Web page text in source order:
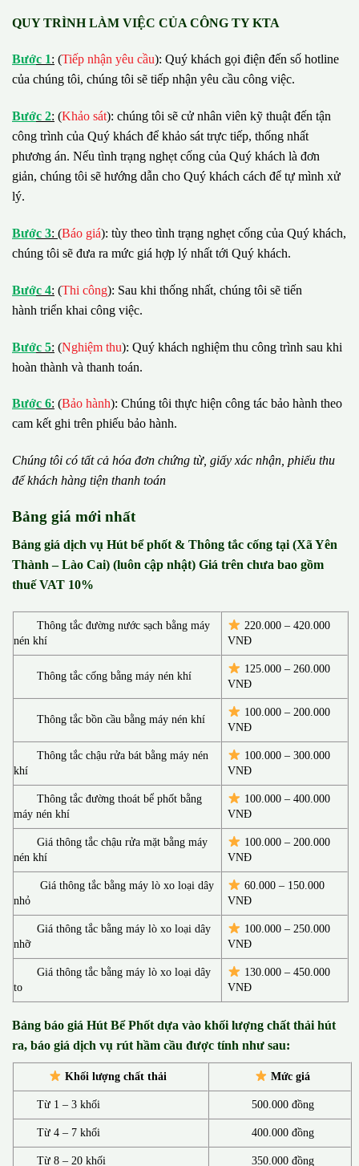
QUY TRÌNH LÀM VIỆC CỦA CÔNG TY KTA
Bước 1: (Tiếp nhận yêu cầu): Quý khách gọi điện đến số hotline
của chúng tôi, chúng tôi sẽ tiếp nhận yêu cầu công việc.
Bước 2: (Khảo sát): chúng tôi sẽ cử nhân viên kỹ thuật đến tận
công trình của Quý khách để khảo sát trực tiếp, thống nhất
phương án. Nếu tình trạng nghẹt cống của Quý khách là đơn
giản, chúng tôi sẽ hướng dẫn cho Quý khách cách để tự mình xử
lý.
Bước 3: (Báo giá): tùy theo tình trạng nghẹt cống của Quý khách,
chúng tôi sẽ đưa ra mức giá hợp lý nhất tới Quý khách.
Bước 4: (Thi công): Sau khi thống nhất, chúng tôi sẽ tiến
hành triển khai công việc.
Bước 5: (Nghiệm thu): Quý khách nghiệm thu công trình sau khi
hoàn thành và thanh toán.
Bước 6: (Bảo hành): Chúng tôi thực hiện công tác bảo hành theo
cam kết ghi trên phiếu bảo hành.
Chúng tôi có tất cả hóa đơn chứng từ, giấy xác nhận, phiếu thu
đểkhách hàng tiện thanh toán
Bảng giá mới nhất
Bảng giá dịch vụ Hút bể phốt & Thông tắc cống tại (Xã Yên
Thành – Lào Cai) (luôn cập nhật) Giá trên chưa bao gồm
thuế VAT 10%
Thông tắc đường nước sạch bằng máy
nén khí
220.000 – 420.000
VNĐ
Thông tắc cống bằng máy nén khí
125.000 – 260.000
VNĐ
Thông tắc bồn cầu bằng máy nén khí
100.000 – 200.000
VNĐ
Thông tắc chậu rửa bát bằng máy nén
khí
100.000 – 300.000
VNĐ
Thông tắc đường thoát bể phốt bằng
máy nén khí
100.000 – 400.000
VNĐ
Giá thông tắc chậu rửa mặt bằng máy
nén khí
100.000 – 200.000
VNĐ
Giá thông tắc bằng máy lò xo loại dây
nhỏ
60.000 – 150.000
VNĐ
Giá thông tắc bằng máy lò xo loại dây
nhỡ
100.000 – 250.000
VNĐ
Giá thông tắc bằng máy lò xo loại dây
to
130.000 –450.000
VNĐ
Bảng báo giá Hút Bể Phốt dựa vào khối lượng chất thải hút
ra, báo giá dịch vụ rút hầm cầu được tính như sau:
Khối lượng chất thải Mức giá
Từ 1 – 3 khối 500.000 đồng
Từ 4 – 7 khối 400.000 đồng
Từ 8 – 20 khối 350.000 đồng